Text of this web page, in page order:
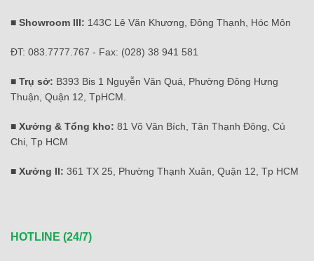
■ Showroom III: 143C Lê Văn Khương, Đông Thạnh, Hóc Môn
ĐT: 083.7777.767 - Fax: (028) 38 941 581
■ Trụ sở: B393 Bis 1 Nguyễn Văn Quá, Phường Đông Hưng
Thuận, Quận 12, TpHCM.
■ Xưởng & Tổng kho: 81 Võ Văn Bích, Tân Thạnh Đông, Củ
Chi, Tp HCM
■ Xưởng II: 361 TX 25, Phường Thạnh Xuân, Quận 12, Tp HCM
HOTLINE (24/7)